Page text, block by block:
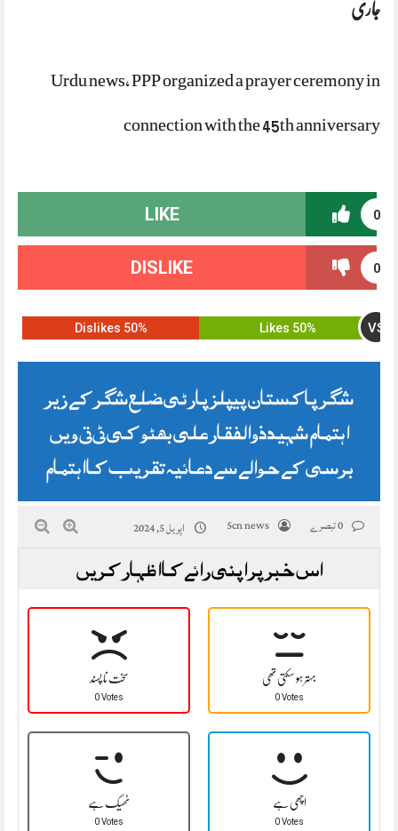
جاری
Urdu news, PPP organized a prayer ceremony in
connection with the 45th anniversary
0
LIKE
0
DISLIKE
50% Likes VS
50% Dislikes
شگر پاکستان پیپلز پارٹی ضلع شگر کے زیر
اہتمام شہید ذوالفقار علی بھٹو کی 45 ویں
برسی کے حوالے سے دعائیہ تقریب کا اہتمام
5cn news اپریل 5, 2024
اس خبر پر اپنی رائے کا اظہار کریں
سخت نا پسند
0 Votes
بہتر ہو سکتی تھی
0 Votes
ٹھیک ہے
0 Votes
اچھی ہے
0 Votes